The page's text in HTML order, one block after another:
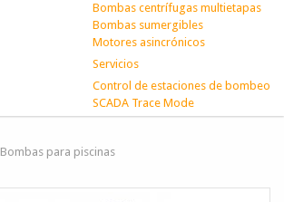
Bombas centrífugas multietapas
Bombas sumergibles
Motores asincrónicos
Servicios
Control de estaciones de bombeo
SCADA Trace Mode
Bombas para piscinas